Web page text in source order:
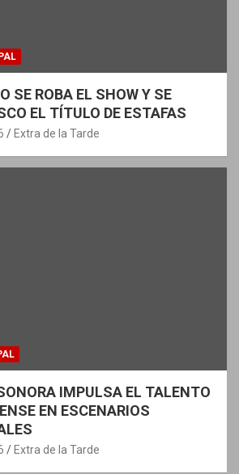
SE ROBA EL SHOW Y SE
EL TÍTULO DE ESTAFAS
Extra de la Tarde
IMPULSA EL TALENTO
EN ESCENARIOS
Extra de la Tarde